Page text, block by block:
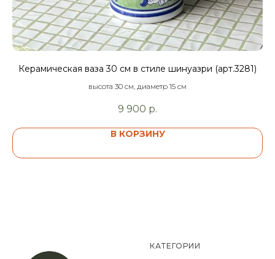
Керамическая ваза 30 см в стиле шинуазри (арт.3281)
высота 30 см, диаметр 15 см
9 900 р.
В КОРЗИНУ
КАТЕГОРИИ